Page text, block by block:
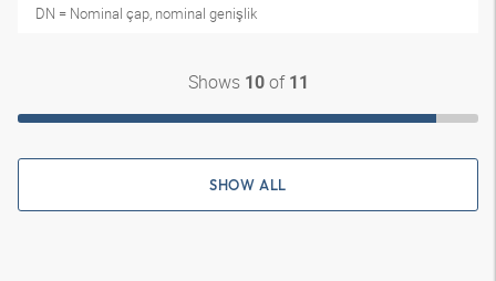
DN = Nominal çap, nominal genişlik
Shows 10of 11
SHOW ALL